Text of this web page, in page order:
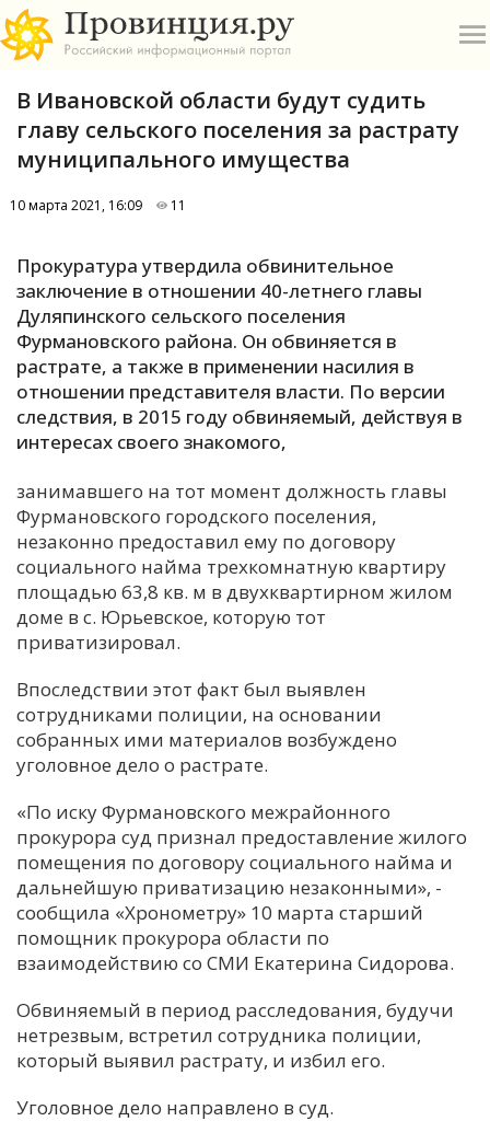
А
Б
В
Е
И
М
Н
С
У
Х
Ч
В Ивановской области будут судить
главу сельского поселения за растрату
муниципального имущества
10 марта 2021, 16:09 11
Прокуратура утвердила обвинительное
заключение в отношении 40-летнего главы
Дуляпинского сельского поселения
Фурмановского района. Он обвиняется в
растрате, а также в применении насилия в
отношении представителя власти. По версии
следствия, в 2015 году обвиняемый, действуя в
интересах своего знакомого,
занимавшего на тот момент должность главы
Фурмановского городского поселения,
незаконно предоставил ему по договору
социального найма трехкомнатную квартиру
площадью 63,8 кв. м в двухквартирном жилом
доме в с. Юрьевское, которую тот
приватизировал.
Впоследствии этот факт был выявлен
сотрудниками полиции, на основании
собранных ими материалов возбуждено
уголовное дело о растрате.
«По иску Фурмановского межрайонного
прокурора суд признал предоставление жилого
помещения по договору социального найма и
дальнейшую приватизацию незаконными», -
сообщила «Хронометру» 10 марта старший
помощник прокурора области по
взаимодействию со СМИ Екатерина Сидорова.
Обвиняемый в период расследования, будучи
нетрезвым, встретил сотрудника полиции,
который выявил растрату, и избил его.
Уголовное дело направлено в суд.